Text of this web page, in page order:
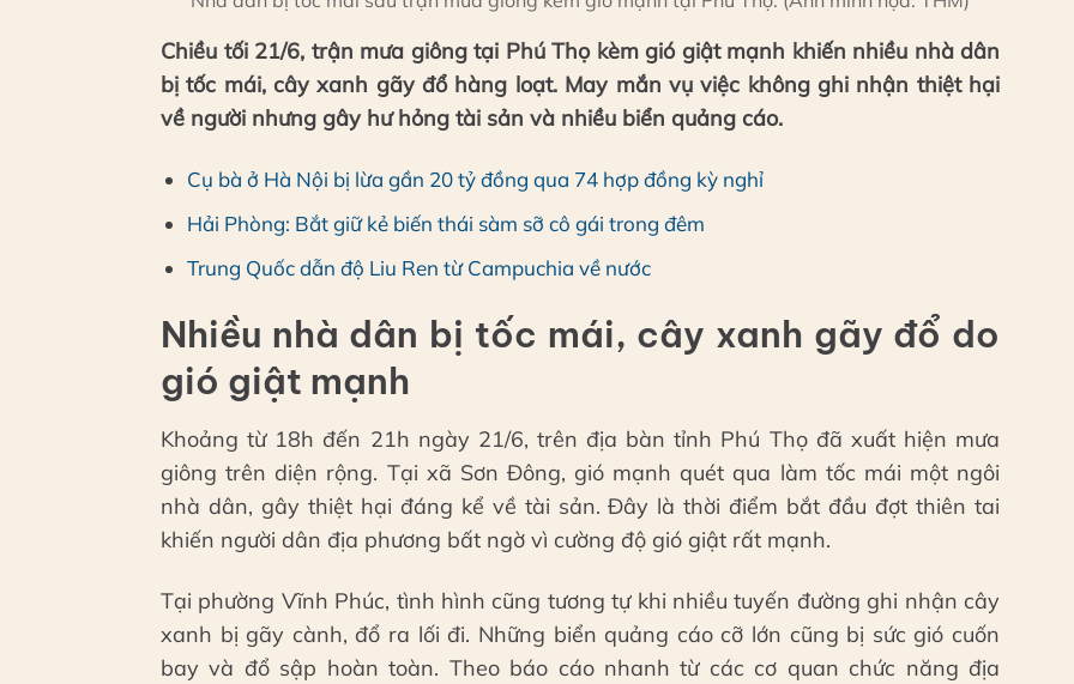
Chiều tối 21/6, trận mưa giông tại Phú Thọ kèm gió giật mạnh khiến nhiều nhà dân
bị tốc mái, cây xanh gãy đổ hàng loạt. May mắn vụ việc không ghi nhận thiệt hại
về người nhưng gây hư hỏng tài sản và nhiều biển quảng cáo.
Cụ bà ở Hà Nội bị lừa gần 20 tỷ đồng qua 74 hợp đồng kỳ nghỉ
Hải Phòng: Bắt giữ kẻ biến thái sàm sỡ cô gái trong đêm
Trung Quốc dẫn độ Liu Ren từ Campuchia về nước
Nhiều nhà dân bị tốc mái, cây xanh gãy đổ do
gió giật mạnh
Khoảng từ 18h đến 21h ngày 21/6, trên địa bàn tỉnh Phú Thọ đã xuất hiện mưa
giông trên diện rộng. Tại xã Sơn Đông, gió mạnh quét qua làm tốc mái một ngôi
nhà dân, gây thiệt hại đáng kể về tài sản. Đây là thời điểm bắt đầu đợt thiên tai
khiến người dân địa phương bất ngờ vì cường độ gió giật rất mạnh.
Tại phường Vĩnh Phúc, tình hình cũng tương tự khi nhiều tuyến đường ghi nhận cây
xanh bị gãy cành, đổ ra lối đi. Những biển quảng cáo cỡ lớn cũng bị sức gió cuốn
bay và đổ sập hoàn toàn. Theo báo cáo nhanh từ các cơ quan chức năng địa